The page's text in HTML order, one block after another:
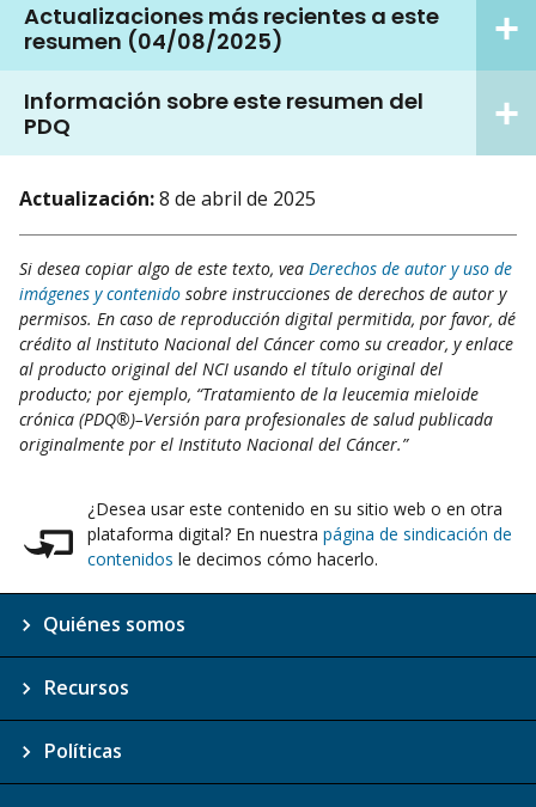
Actualizaciones más recientes a este
resumen (04/08/2025)
Información sobre este resumen del
PDQ
Actualización:8 de abril de 2025
Si desea copiar algo de este texto, vea Derechos de autor y uso de
imágenes y contenido sobre instrucciones de derechos de autor y
permisos. En caso de reproducción digital permitida, por favor, dé
crédito al Instituto Nacional del Cáncer como su creador, y enlace
al producto original del NCI usando el título original del
producto; por ejemplo, “Tratamiento de la leucemia mieloide
crónica (PDQ®)–Versión para profesionales de salud publicada
originalmente por el Instituto Nacional del Cáncer.”
¿Desea usar este contenido en su sitio web o en otra
plataforma digital? En nuestra página de sindicación de
contenidos le decimos cómo hacerlo.
Quiénes somos
Recursos
Políticas